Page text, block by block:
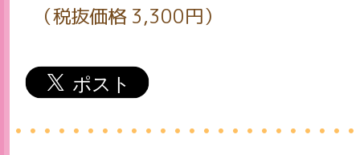
（税抜価格 3,300円）